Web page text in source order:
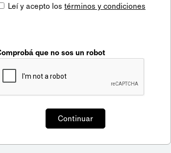
Leí y acepto los términos y condiciones
que no sos un robot